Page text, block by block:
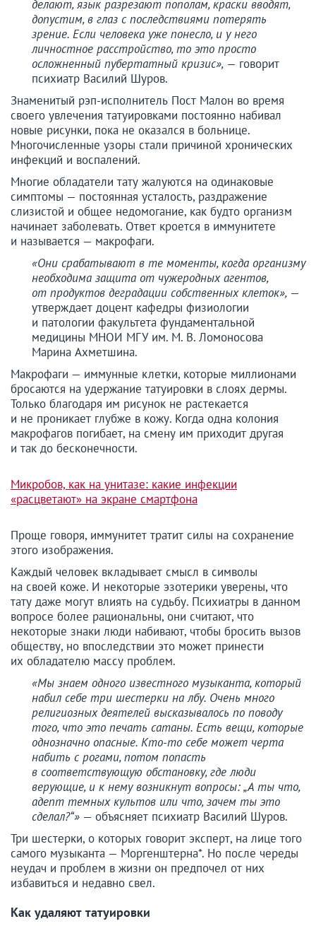
делают, язык разрезают пополам, краски вводят,
допустим, в глаз с последствиями потерять
зрение. Если человека уже понесло, и у него
личностное расстройство, то это просто
осложненный пубертатный кризис», — говорит
психиатр Василий Шуров.
Знаменитый рэп-исполнитель Пост Малон во время
своего увлечения татуировками постоянно набивал
новые рисунки, пока не оказался в больнице.
Многочисленные узоры стали причиной хронических
инфекций и воспалений.
Многие обладатели тату жалуются на одинаковые
симптомы — постоянная усталость, раздражение
слизистой и общее недомогание, как будто организм
начинает заболевать. Ответ кроется в иммунитете
и называется — макрофаги.
«Они срабатывают в те моменты, когда организму
необходима защита от чужеродных агентов,
от продуктов деградации собственных клеток», —
утверждает доцент кафедры физиологии
и патологии факультета фундаментальной
медицины МНОИ МГУ им. М. В. Ломоносова
Марина Ахметшина.
Макрофаги — иммунные клетки, которые миллионами
бросаются на удержание татуировки в слоях дермы.
Только благодаря им рисунок не растекается
и не проникает глубже в кожу. Когда одна колония
макрофагов погибает, на смену им приходит другая
и так до бесконечности.
Микробов, как на унитазе: какие инфекции
«расцветают» на экране смартфона
Проще говоря, иммунитет тратит силы на сохранение
этого изображения.
Каждый человек вкладывает смысл в символы
на своей коже. И некоторые эзотерики уверены, что
тату даже могут влиять на судьбу. Психиатры в данном
вопросе более рациональны, они считают, что
некоторые знаки люди набивают, чтобы бросить вызов
обществу, но впоследствии это может принести
их обладателю массу проблем.
«Мы знаем одного известного музыканта, который
набил себе три шестерки на лбу. Очень много
религиозных деятелей высказывалось по поводу
того, что это печать сатаны. Есть вещи, которые
однозначно опасные. Кто-то себе может черта
набить с рогами, потом попасть
в соответствующую обстановку, где люди
верующие, и к нему возникнут вопросы: „А ты что,
адепт темных культов или что, зачем ты это
сделал?“» — объясняет психиатр Василий Шуров.
Три шестерки, о которых говорит эксперт, на лице того
самого музыканта — Моргенштерна*. Но после череды
неудач и проблем в жизни он предпочел от них
избавиться и недавно свел.
Как удаляют татуировки